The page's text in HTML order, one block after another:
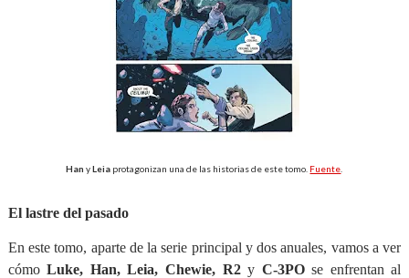
HanyLeia protagonizan una de las historias de este tomo. Fuente
El lastre del pasado
En este tomo, aparte de la serie principal y dos anuales, vamos a ver
cómoLuke, Han, Leia, Chewie, R2y C-3POse enfrentan al